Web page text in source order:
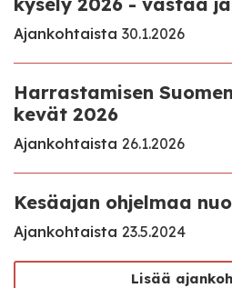
Ajankohtaista 30.1.2026
Harrastamisen
kevät 2026
Ajankohtaista 26.1.2026
Kesäajan ohjelmaa
Ajankohtaista 23.5.2024
Lisää